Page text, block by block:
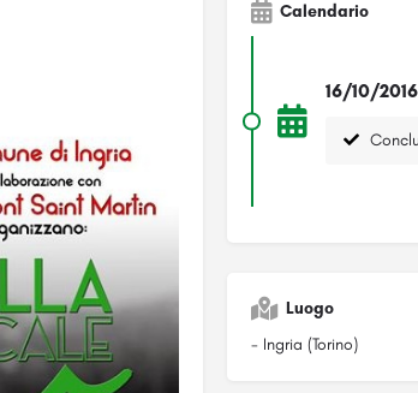
Calendario
16/10/
Luogo
- Ingria (Torino)